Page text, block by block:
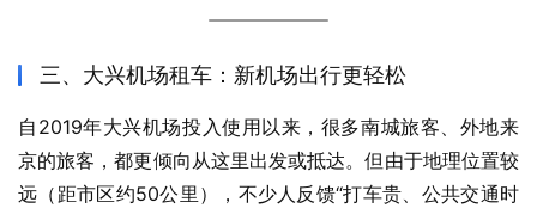
三、大兴机场租车：新机场出行更轻松
自2019年大兴机场投入使用以来，很多南城旅客、外地来
京的旅客，都更倾向从这里出发或抵达。但由于地理位置较
远（距市区约50公里），不少人反馈“打车贵、公共交通时